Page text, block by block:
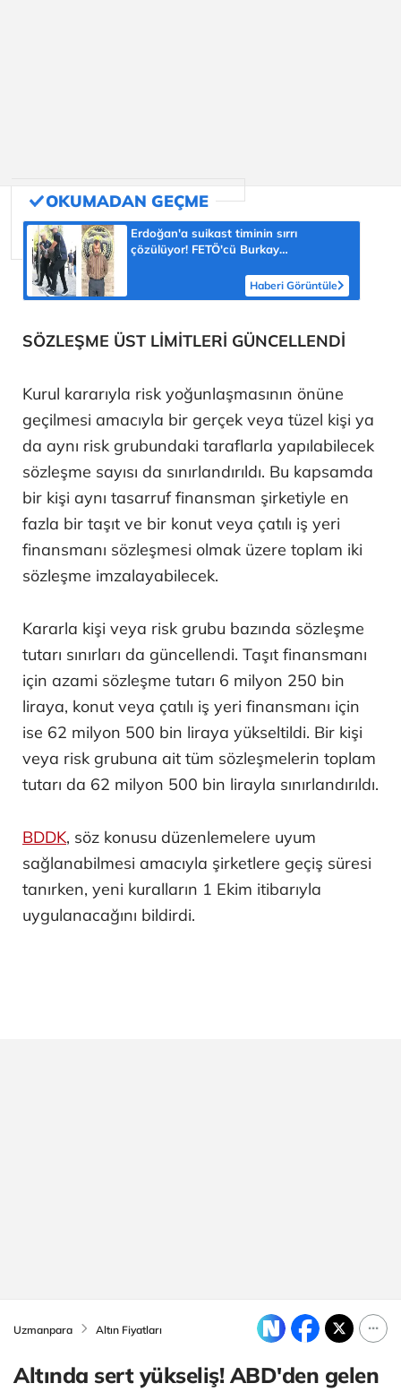
Erdoğan'a suikast timinin sırrı
çözülüyor! FETÖ'cü Burkay
Haberi Görüntüle
SÖZLEŞME ÜST LİMİTLERİ GÜNCELLENDİ
Kurul kararıyla risk yoğunlaşmasının önüne
geçilmesi amacıyla bir gerçek veya tüzel kişi ya
da aynı risk grubundaki taraflarla yapılabilecek
sözleşme sayısı da sınırlandırıldı. Bu kapsamda
bir kişi aynı tasarruf finansman şirketiyle en
fazla bir taşıt ve bir konut veya çatılı iş yeri
finansmanı sözleşmesi olmak üzere toplam iki
sözleşme imzalayabilecek.
Kararla kişi veya risk grubu bazında sözleşme
tutarı sınırları da güncellendi. Taşıt finansmanı
için azami sözleşme tutarı 6 milyon 250 bin
liraya, konut veya çatılı iş yeri finansmanı için
ise 62 milyon 500 bin liraya yükseltildi. Bir kişi
veya risk grubuna ait tüm sözleşmelerin toplam
tutarı da 62 milyon 500 bin lirayla sınırlandırıldı.
BDDK, söz konusu düzenlemelere uyum
sağlanabilmesi amacıyla şirketlere geçiş süresi
tanırken, yeni kuralların 1 Ekim itibarıyla
uygulanacağını bildirdi.
Uzmanpara Altın Fiyatları
Altında sert yükseliş! ABD'den gelen